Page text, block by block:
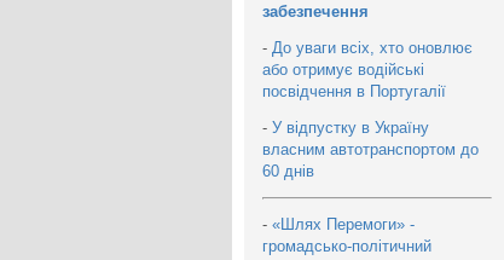
забезпечення
- До уваги всіх, хто оновлює
або отримує водійські
посвідчення в Португалії
- У відпустку в Україну
власним автотранспортом до
60 днів
- «Шлях Перемоги» -
громадсько-політичний